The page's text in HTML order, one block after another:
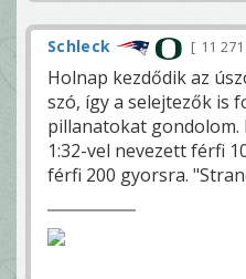
Schleck 11 271
Holnap kezdődik az
szó, így a selejtezők is
pillanatokat gondolom.
1:32-vel nevezett férfi
férfi 200 gyorsra.